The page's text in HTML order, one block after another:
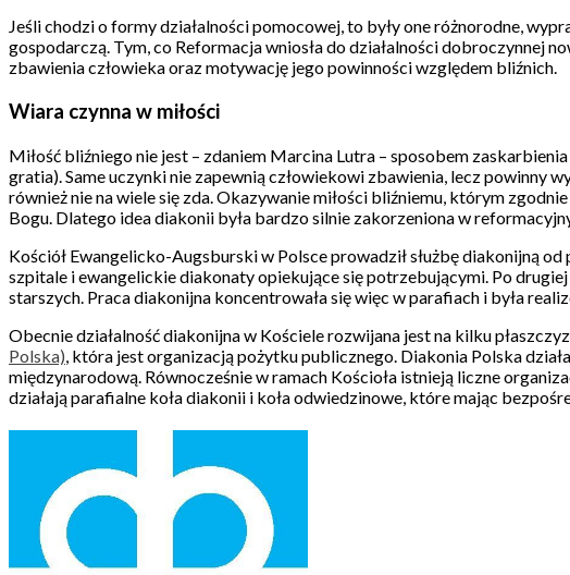
Jeśli chodzi o formy działalności pomocowej, to były one różnorodne,
gospodarczą. Tym, co Reformacja wniosła do działalności dobroczynnej
zbawienia człowieka oraz motywację jego powinności względem bliźnich.
Wiara czynna w miłości
Miłość bliźniego nie jest – zdaniem Marcina Lutra – sposobem
gratia). Same uczynki nie zapewnią człowiekowi zbawienia, lecz powinny
również nie na wiele się zda. Okazywanie miłości bliźniemu, którym
Bogu. Dlatego idea diakonii była bardzo silnie zakorzeniona w
Kościół Ewangelicko-Augsburski w Polsce prowadził służbę diakonijną
szpitale i ewangelickie diakonaty opiekujące się potrzebującymi. Po
starszych. Praca diakonijna koncentrowała się więc w parafiach i była
Obecnie działalność diakonijna w Kościele rozwijana jest na kilku
Polska) , która jest organizacją pożytku publicznego. Diakonia Polska
międzynarodową. Równocześnie w ramach Kościoła istnieją liczne
działają parafialne koła diakonii i koła odwiedzinowe, które mając